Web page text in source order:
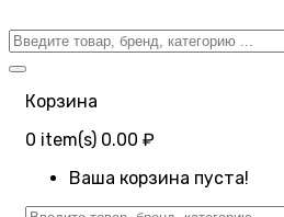
Корзина
0 item(s) 0.00 ₽
Ваша корзина пуста!